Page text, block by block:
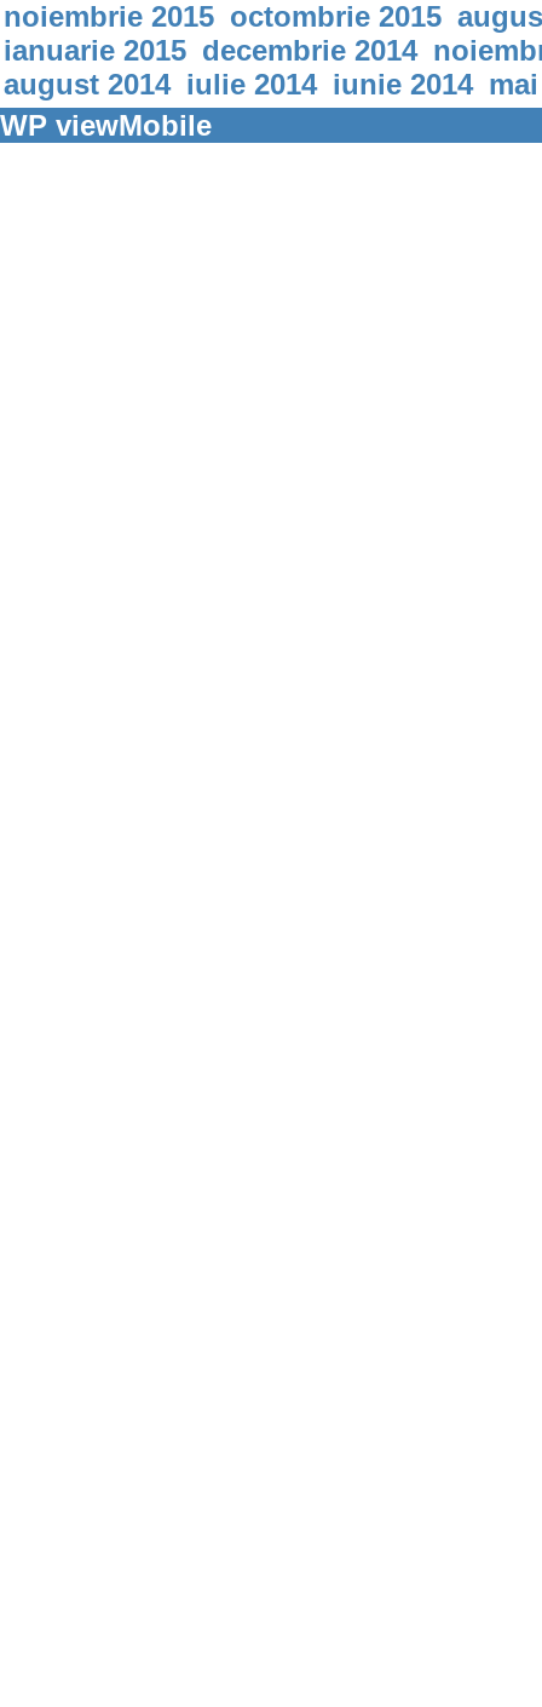
noiembrie 2015 octombrie 2015
ianuarie 2015 decembrie 2014
august 2014 iulie 2014 iunie 2014
WP viewMobile